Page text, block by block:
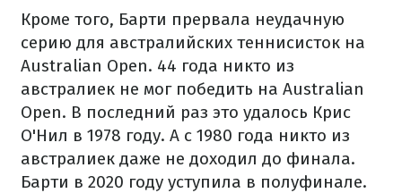
Кроме того, Барти прервала неудачную
серию для австралийских теннисисток на
Australian Open. 44 года никто из
австралиек не мог победить на Australian
Open. В последний раз это удалось Крис
О'Нил в 1978 году. А с 1980 года никто из
австралиек даже не доходил до финала.
Барти в 2020 году уступила в полуфинале.